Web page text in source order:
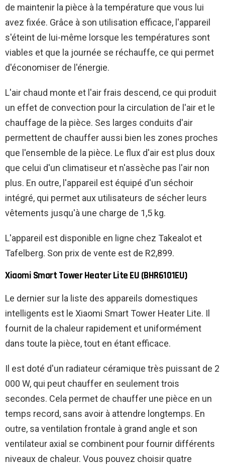
de maintenir la pièce à la température que vous lui
avez fixée. Grâce à son utilisation efficace, l'appareil
s'éteint de lui-même lorsque les températures sont
viables et que la journée se réchauffe, ce qui permet
d'économiser de l'énergie.
L'air chaud monte et l'air frais descend, ce qui produit
un effet de convection pour la circulation de l'air et le
chauffage de la pièce. Ses larges conduits d'air
permettent de chauffer aussi bien les zones proches
que l'ensemble de la pièce. Le flux d'air est plus doux
que celui d'un climatiseur et n'assèche pas l'air non
plus. En outre, l'appareil est équipé d'un séchoir
intégré, qui permet aux utilisateurs de sécher leurs
vêtements jusqu'à une charge de 1,5 kg.
L'appareil est disponible en ligne chez Takealot et
Tafelberg. Son prix de vente est de R2,899.
Xiaomi Smart Tower Heater Lite EU (BHR6101EU)
Le dernier sur la liste des appareils domestiques
intelligents est le Xiaomi Smart Tower Heater Lite. Il
fournit de la chaleur rapidement et uniformément
dans toute la pièce, tout en étant efficace.
Il est doté d'un radiateur céramique très puissant de 2
000 W, qui peut chauffer en seulement trois
secondes. Cela permet de chauffer une pièce en un
temps record, sans avoir à attendre longtemps. En
outre, sa ventilation frontale à grand angle et son
ventilateur axial se combinent pour fournir différents
niveaux de chaleur. Vous pouvez choisir quatre